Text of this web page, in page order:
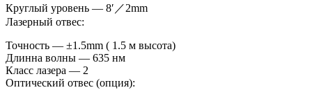
Круглый уровень — 8′／2mm
Лазерный отвес:
Точность — ±1.5mm ( 1.5 м высота)
Длинна волны — 635 нм
Класс лазера — 2
Оптический отвес (опция):